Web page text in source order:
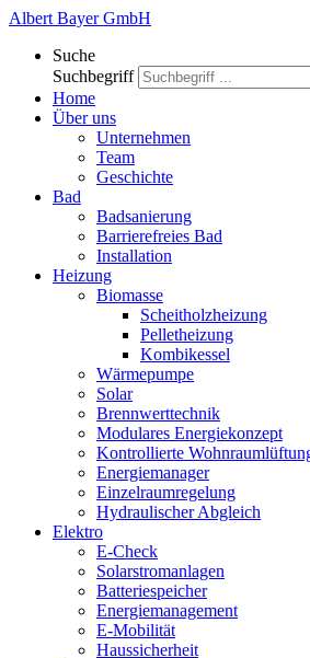
Albert Bayer GmbH
Suche
Suchbegriff
Home
Über uns
Unternehmen
Team
Geschichte
Bad
Badsanierung
Barrierefreies Bad
Installation
Heizung
Biomasse
Scheitholzheizung
Pelletheizung
Kombikessel
Wärmepumpe
Solar
Brennwerttechnik
Modulares Energiekonzept
Kontrollierte
Energiemanager
Einzelraumregelung
Hydraulischer Abgleich
Elektro
E-Check
Solarstromanlagen
Batteriespeicher
Energiemanagement
E-Mobilität
Haussicherheit